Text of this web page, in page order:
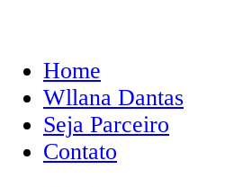
Home
Wllana Dantas
Seja Parceiro
Contato